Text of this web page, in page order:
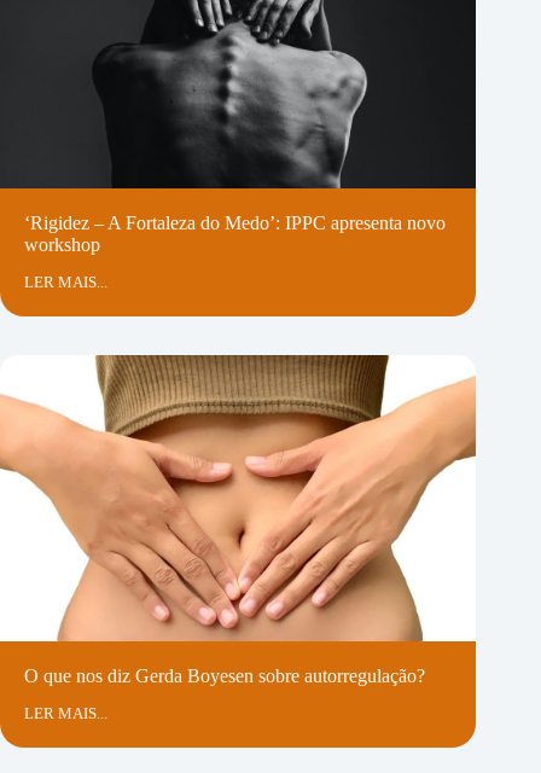
psicológico no contexto de emergência
médica: os cuidados psicológicos à
população vitimada e seus familiares.”
com interesse especial pela área da Saúde
Mental. Doutorada em Medicina e Professora
‘Rigidez – A Fortaleza do Medo’: IPPC apresenta novo
workshop
LER MAIS...
O que nos diz Gerda Boyesen sobre autorregulação?
LER MAIS...